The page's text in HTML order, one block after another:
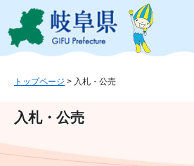
ジ
ュ
文
このページの本文へ
トップページ > 入札・公売
入札・公売